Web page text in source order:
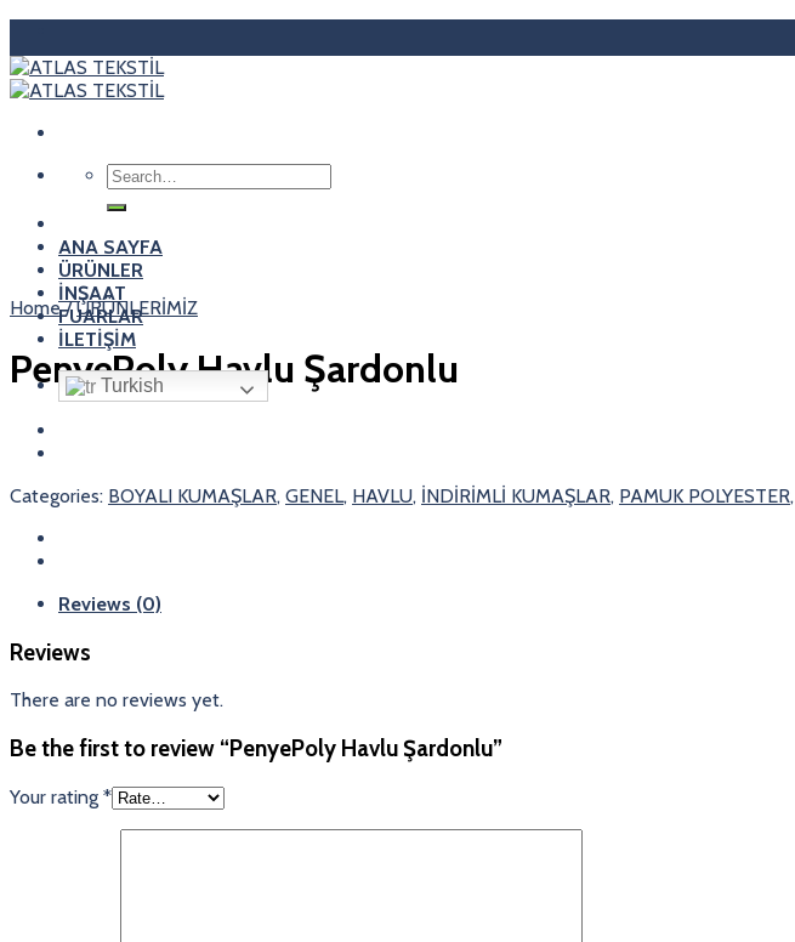
to
content
Search
for:
ANA SAYFA
ÜRÜNLER
İNŞAAT
FUARLAR
İLETİŞİM
Turkish
Home / ÜRÜNLERİMİZ
PenyePoly Havlu Şardonlu
Categories: BOYALI KUMAŞLAR, GENEL, HAVLU, İNDİRİMLİ KUMAŞLAR, PAMUK POLYESTER,
Reviews (0)
Reviews
There are no reviews yet.
Be the first to review “PenyePoly Havlu Şardonlu”
Your rating *